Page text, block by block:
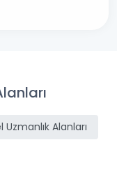
Uzmanlık Alanları